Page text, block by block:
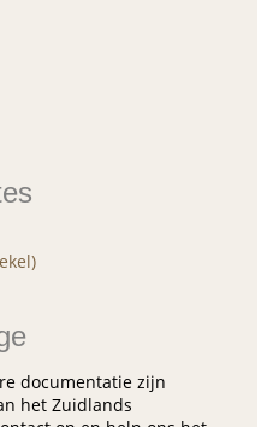
documentatie zijn
het Zuidlands